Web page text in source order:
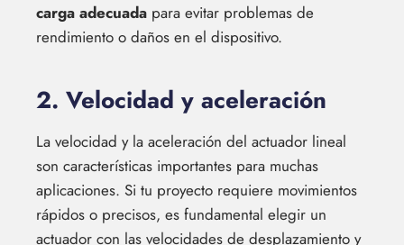
carga adecuada para evitar problemas de
rendimiento o daños en el dispositivo.
2. Velocidad y aceleración
La velocidad y la aceleración del actuador lineal
son características importantes para muchas
aplicaciones. Si tu proyecto requiere movimientos
rápidos o precisos, es fundamental elegir un
actuador con las velocidades de desplazamiento y